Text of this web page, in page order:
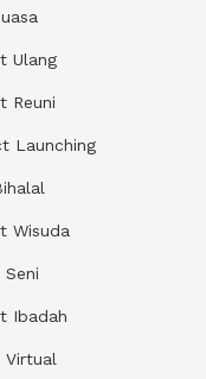
Ulang
Reuni
Launching
Wisuda
Ibadah